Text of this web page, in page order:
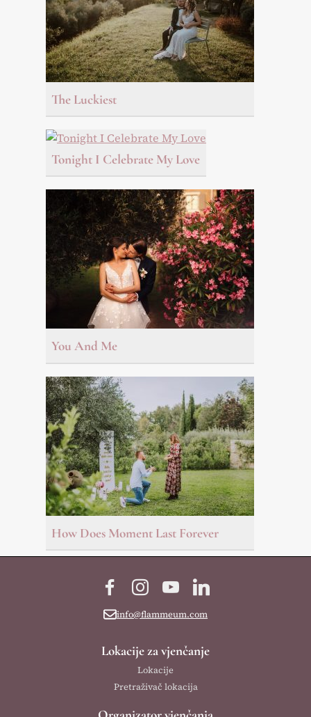
The Luckiest
Tonight I Celebrate My Love
You And Me
How Does Moment Last Forever
Facebook
Instagram
YouTubeLinkedIn
info@flammeum.com
Lokacije za vjenčanje
Lokacije
Pretraživač lokacija